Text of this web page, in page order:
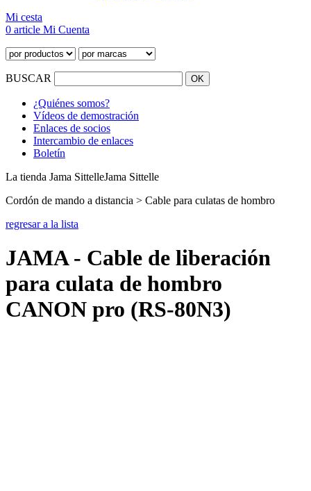
Mi cesta
0 article Mi Cuenta
BUSCAR
¿Quiénes somos?
Vídeos de demostración
Enlaces de socios
Intercambio de enlaces
Boletín
La tienda Jama SittelleJama Sittelle
Cordón de mando a distancia > Cable para culatas de hombro
regresar a la lista
JAMA - Cable de liberación
para culata de hombro
CANON pro (RS-80N3)